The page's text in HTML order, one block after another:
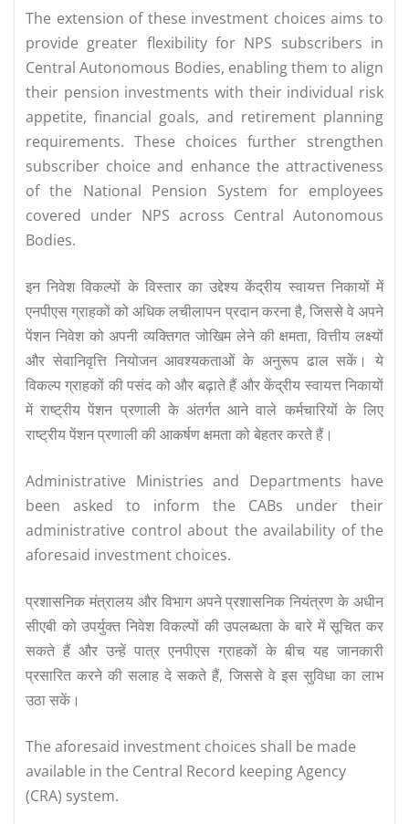
The extension of these investment choices aims to
provide greater flexibility for NPS subscribers in
Central Autonomous Bodies, enabling them to align
their pension investments with their individual risk
appetite, financial goals, and retirement planning
requirements. These choices further strengthen
subscriber choice and enhance the attractiveness
of the National Pension System for employees
covered under NPS across Central Autonomous
Bodies.
इन निवेश विकल्पों के विस्तार का उद्देश्य केंद्रीय स्वायत्त निकायों में
एनपीएस ग्राहकों को अधिक लचीलापन प्रदान करना है, जिससे वे अपने
पेंशन निवेश को अपनी व्यक्तिगत जोखिम लेने की क्षमता, वित्तीय लक्ष्यों
और सेवानिवृत्ति नियोजन आवश्यकताओं के अनुरूप ढाल सकें। ये
विकल्प ग्राहकों की पसंद को और बढ़ाते हैं और केंद्रीय स्वायत्त निकायों
में राष्ट्रीय पेंशन प्रणाली के अंतर्गत आने वाले कर्मचारियों के लिए
राष्ट्रीय पेंशन प्रणाली की आकर्षण क्षमता को बेहतर करते हैं।
Administrative Ministries and Departments have
been asked to inform the CABs under their
administrative control about the availability of the
aforesaid investment choices.
प्रशासनिक मंत्रालय और विभाग अपने प्रशासनिक नियंत्रण के अधीन
सीएबी को उपर्युक्त निवेश विकल्पों की उपलब्धता के बारे में सूचित कर
सकते हैं और उन्हें पात्र एनपीएस ग्राहकों के बीच यह जानकारी
प्रसारित करने की सलाह दे सकते हैं, जिससे वे इस सुविधा का लाभ
उठा सकें।
The aforesaid investment choices shall be made
available in the Central Record keeping Agency
(CRA) system.